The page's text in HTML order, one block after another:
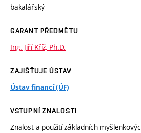
bakalářský
GARANT PŘEDMĚTU
Ing. Jiří Kříž, Ph.D.
ZAJIŠŤUJE ÚSTAV
Ústav financí (ÚF)
VSTUPNÍ ZNALOSTI
Znalost a použití základních